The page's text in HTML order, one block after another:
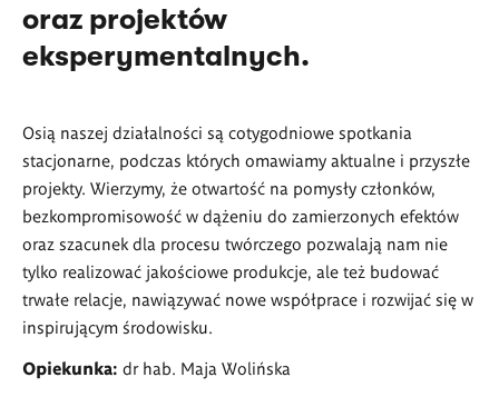
oraz projektów
eksperymentalnych.
Osią naszej działalności są cotygodniowe spotkania
stacjonarne, podczas których omawiamy aktualne i przyszłe
projekty. Wierzymy, że otwartość na pomysły członków,
bezkompromisowość w dążeniu do zamierzonych efektów
oraz szacunek dla procesu twórczego pozwalają nam nie
tylko realizować jakościowe produkcje, ale też budować
trwałe relacje, nawiązywać nowe współprace i rozwijać się w
inspirującym środowisku.
Opiekunka: dr hab. Maja Wolińska